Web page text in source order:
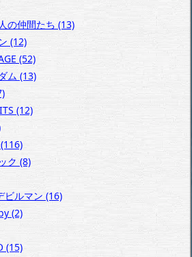
の仲間たち (13)
(12)
(52)
ム (13)
(12)
ク (8)
ビルマン (16)
(2)
(15)